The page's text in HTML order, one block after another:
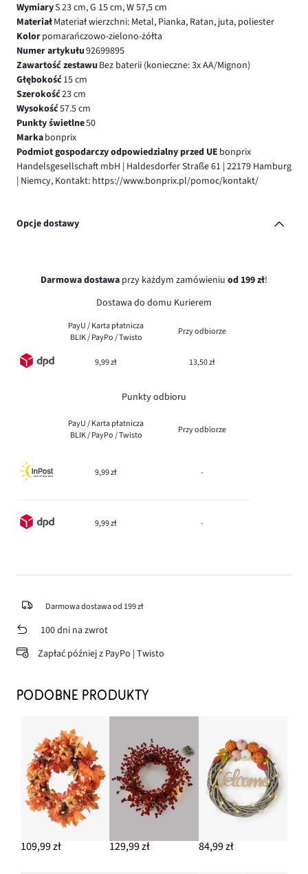
WymiaryS 23 cm, G 15 cm, W 57,5 cm
MateriałMateriał wierzchni: Metal, Pianka, Ratan, juta, poliester
Kolorpomarańczowo-zielono-żółta
Numer artykułu92699895
Zawartość zestawu Bez baterii (konieczne: 3x AA/Mignon)
Głębokość15 cm
Szerokość23 cm
Wysokość57.5 cm
Punkty świetlne50
Markabonprix
Podmiot gospodarczy odpowiedzialny przed UE bonprix
Handelsgesellschaft mbH | Haldesdorfer Straße 61 | 22179 Hamburg
| Niemcy, Kontakt: https://www.bonprix.pl/pomoc/kontakt/
Opcje dostawy
Darmowa dostawa przy każdym zamówieniu od 199 zł!
Dostawa do domu Kurierem
PayU / Karta płatnicza
BLIK / PayPo / Twisto
Przy odbiorze
9,99 zł 13,50 zł
Punkty odbioru
PayU / Karta płatnicza
BLIK / PayPo / Twisto
Przy odbiorze
9,99 zł -
9,99 zł -
Darmowa dostawa od 199 zł
100 dni na zwrot
Zapłać później z PayPo | Twisto
PODOBNE PRODUKTY
109,99 zł 129,99 zł 84,99 zł